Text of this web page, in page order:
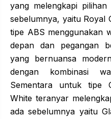
yang melengkapi
sebelumnya, yaitu Royal
tipe ABS menggunakan
depan dan pegangan
yang bernuansa
dengan kombinasi
Sementara untuk tipe
White teranyar
ada sebelumnya yaitu